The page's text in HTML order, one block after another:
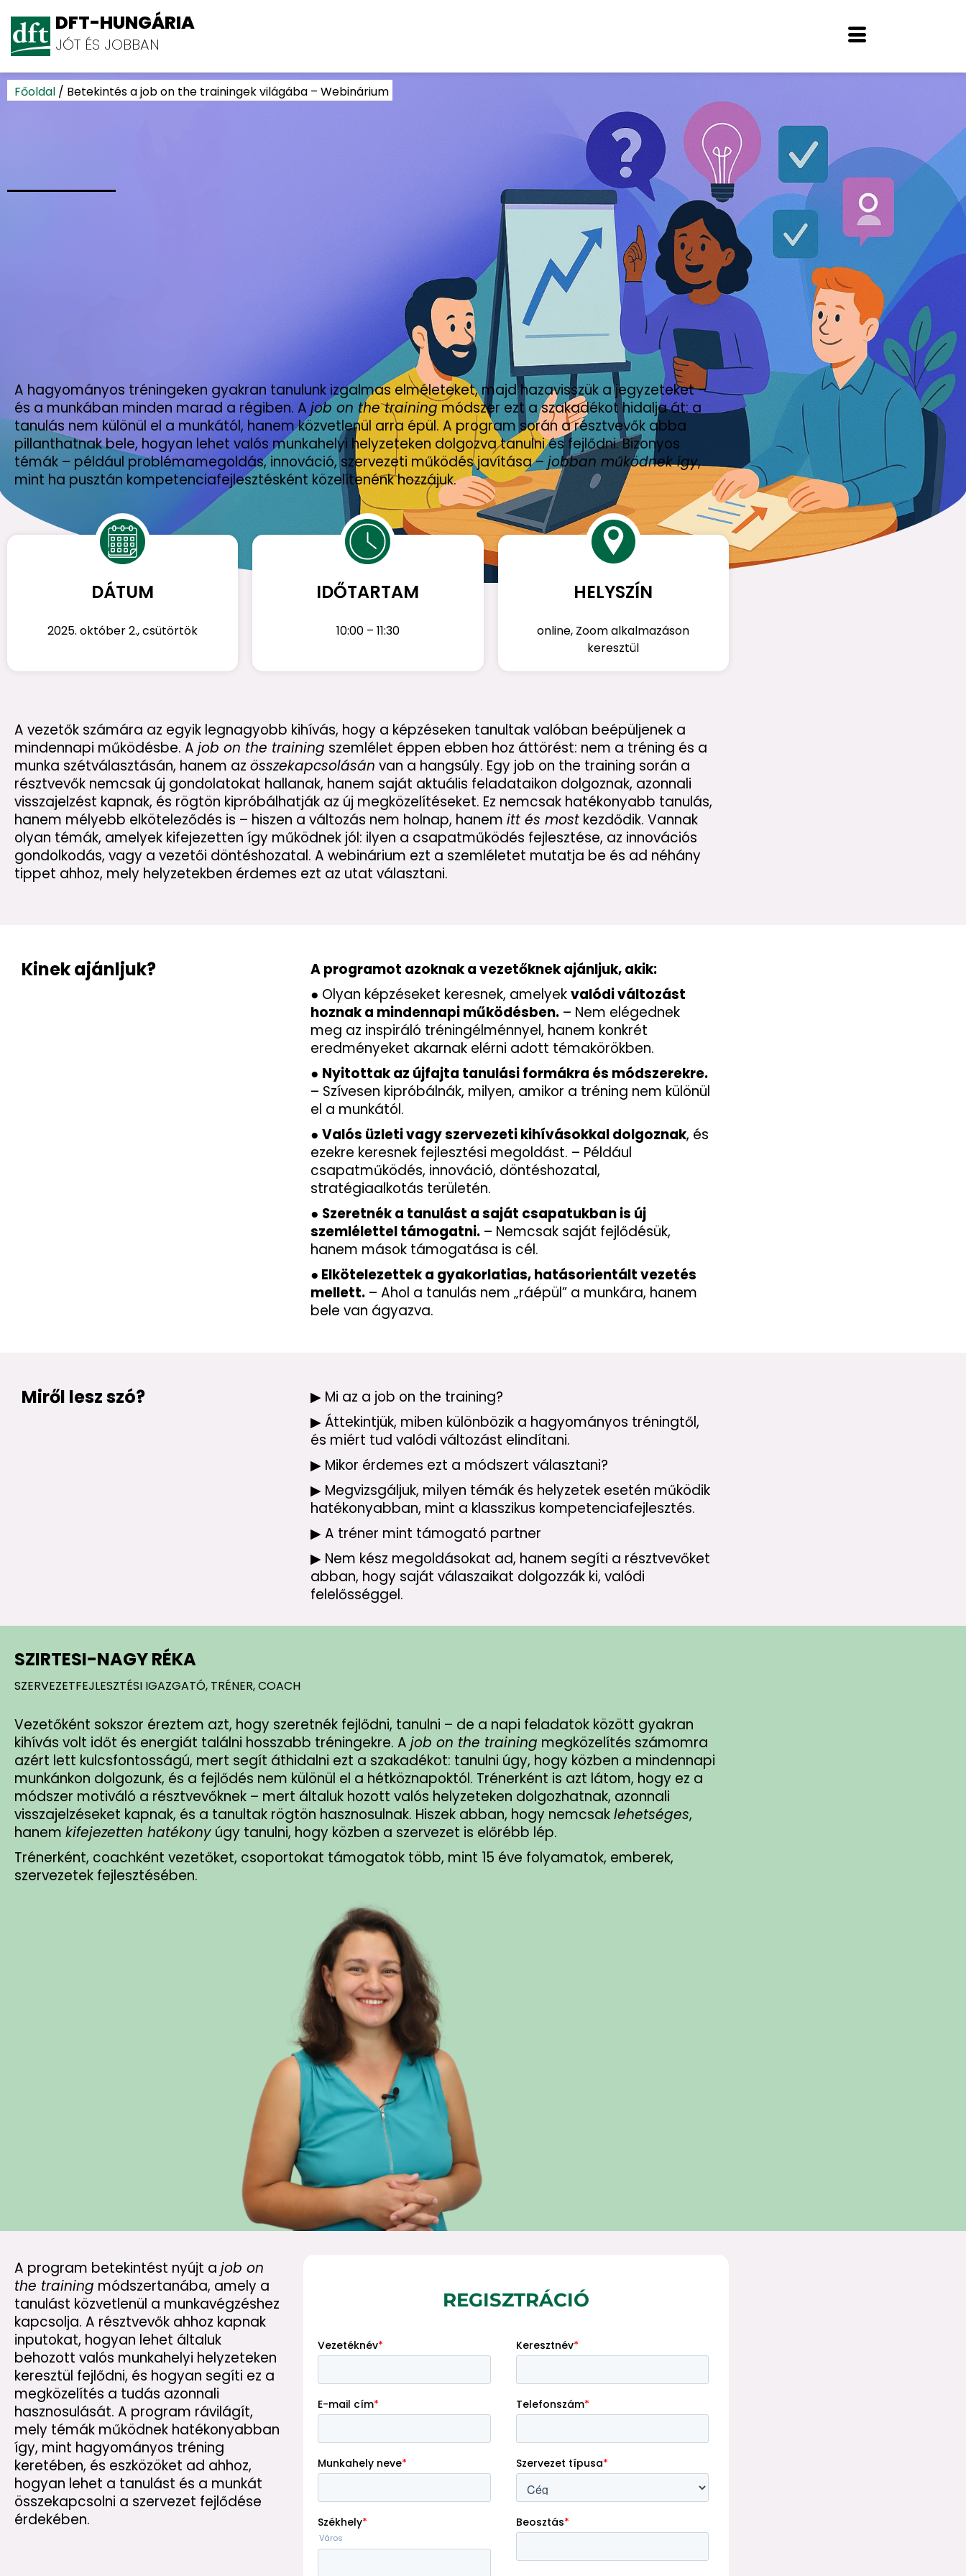
DFT-HUNGÁRIA
JÓT ÉS JOBBAN
Főoldal / Betekintés a job on the trainingek világába – Webinárium
A hagyományos tréningeken gyakran tanulunk izgalmas elméleteket, majd hazavisszük a jegyzeteket –
és a munkában minden marad a régiben. A job on the trainingmódszer ezt a szakadékot hidalja át: a
tanulás nem különül el a munkától, hanem közvetlenül arra épül. A program során a résztvevők abba
pillanthatnak bele, hogyan lehet valós munkahelyi helyzeteken dolgozva tanulni és fejlődni. Bizonyos
témák – például problémamegoldás, innováció, szervezeti működés javítása – jobban működnek így,
mint ha pusztán kompetenciafejlesztésként közelítenénk hozzájuk.
DÁTUM
2025. október 2., csütörtök
IDŐTARTAM
10:00 – 11:30
HELYSZÍN
online, Zoom alkalmazáson
keresztül
A vezetők számára az egyik legnagyobb kihívás, hogy a képzéseken tanultak valóban beépüljenek a
mindennapi működésbe. A job on the training szemlélet éppen ebben hoz áttörést: nem a tréning és a
munka szétválasztásán, hanem az összekapcsolásán van a hangsúly. Egy job on the training során a
résztvevők nemcsak új gondolatokat hallanak, hanem saját aktuális feladataikon dolgoznak, azonnali
visszajelzést kapnak, és rögtön kipróbálhatják az új megközelítéseket. Ez nemcsak hatékonyabb tanulás,
hanem mélyebb elköteleződés is – hiszen a változás nem holnap, hanem itt és most kezdődik. Vannak
olyan témák, amelyek kifejezetten így működnek jól: ilyen a csapatműködés fejlesztése, az innovációs
gondolkodás, vagy a vezetői döntéshozatal. A webinárium ezt a szemléletet mutatja be és ad néhány
tippet ahhoz, mely helyzetekben érdemes ezt az utat választani.
Kinek ajánljuk?
A programot azoknak a vezetőknek ajánljuk, akik:
● Olyan képzéseket keresnek, amelyekvalódi változást
hoznak a mindennapi működésben.– Nem elégednek
meg az inspiráló tréningélménnyel, hanem konkrét
eredményeket akarnak elérni adott témakörökben.
● Nyitottak az újfajta tanulási formákra és módszerekre.
– Szívesen kipróbálnák, milyen, amikor a tréning nem különül
el a munkától.
● Valós üzleti vagy szervezeti kihívásokkal dolgoznak, és
ezekre keresnek fejlesztési megoldást. – Például
csapatműködés, innováció, döntéshozatal,
stratégiaalkotás területén.
● Szeretnék a tanulást a saját csapatukban is új
szemlélettel támogatni.– Nemcsak saját fejlődésük,
hanem mások támogatása is cél.
● Elkötelezettek a gyakorlatias, hatásorientált vezetés
mellett.– Ahol a tanulás nem „ráépül” a munkára, hanem
bele van ágyazva.
Miről lesz szó?
▶ Mi az a job on the training?
▶ Áttekintjük, miben különbözik a hagyományos tréningtől,
és miért tud valódi változást elindítani.
▶ Mikor érdemes ezt a módszert választani?
▶ Megvizsgáljuk, milyen témák és helyzetek esetén működik
hatékonyabban, mint a klasszikus kompetenciafejlesztés.
▶ A tréner mint támogató partner
▶ Nem kész megoldásokat ad, hanem segíti a résztvevőket
abban, hogy saját válaszaikat dolgozzák ki, valódi
felelősséggel.
SZIRTESI-NAGY RÉKA
SZERVEZETFEJLESZTÉSI IGAZGATÓ, TRÉNER, COACH
Vezetőként sokszor éreztem azt, hogy szeretnék fejlődni, tanulni – de a napi feladatok között gyakran
kihívás volt időt és energiát találni hosszabb tréningekre. A job on the training megközelítés számomra
azért lett kulcsfontosságú, mert segít áthidalni ezt a szakadékot: tanulni úgy, hogy közben a mindennapi
munkánkon dolgozunk, és a fejlődés nem különül el a hétköznapoktól. Trénerként is azt látom, hogy ez a
módszer motiváló a résztvevőknek – mert általuk hozott valós helyzeteken dolgozhatnak, azonnali
visszajelzéseket kapnak, és a tanultak rögtön hasznosulnak. Hiszek abban, hogy nemcsaklehetséges,
hanem kifejezetten hatékony úgy tanulni, hogy közben a szervezet is előrébb lép.
Trénerként, coachként vezetőket, csoportokat támogatok több, mint 15 éve folyamatok, emberek,
szervezetek fejlesztésében.
REGISZTRÁCIÓ
A program betekintést nyújt a job on
the training módszertanába, amely a
tanulást közvetlenül a munkavégzéshez
kapcsolja. A résztvevők ahhoz kapnak
inputokat, hogyan lehet általuk
behozott valós munkahelyi helyzeteken
keresztül fejlődni, és hogyan segíti ez a
megközelítés a tudás azonnali
hasznosulását. A program rávilágít,
mely témák működnek hatékonyabban
így, mint hagyományos tréning
keretében, és eszközöket ad ahhoz,
hogyan lehet a tanulást és a munkát
összekapcsolni a szervezet fejlődése
érdekében.